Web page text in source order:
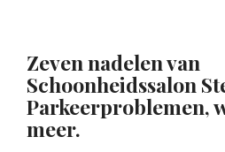
Zeven nadelen van
Schoonheidssalon
Parkeerproblemen,
meer.